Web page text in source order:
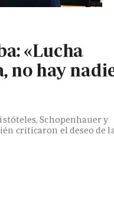
«Lucha
no hay
Schopenhauer y
criticaron el deseo de